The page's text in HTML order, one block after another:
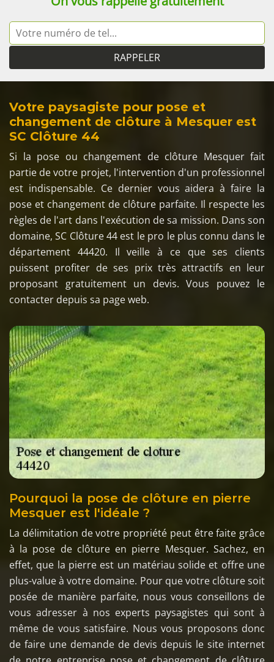
Votre paysagiste pour pose et
changement de clôture à Mesquer est
SC Clôture 44
Si la pose ou changement de clôture Mesquer fait
partie de votre projet, l'intervention d'un professionnel
est indispensable. Ce dernier vous aidera à faire la
pose et changement de clôture parfaite. Il respecte les
règles de l'art dans l'exécution de sa mission. Dans son
domaine, SC Clôture 44 est le pro le plus connu dans le
département 44420. Il veille à ce que ses clients
puissent profiter de ses prix très attractifs en leur
proposant gratuitement un devis. Vous pouvez le
contacter depuis sa page web.
Pourquoi la pose de clôture en pierre
Mesquer est l'idéale ?
La délimitation de votre propriété peut être faite grâce
à la pose de clôture en pierre Mesquer. Sachez, en
effet, que la pierre est un matériau solide et offre une
plus-value à votre domaine. Pour que votre clôture soit
posée de manière parfaite, nous vous conseillons de
vous adresser à nos experts paysagistes qui sont à
même de vous satisfaire. Nous vous proposons donc
de faire une demande de devis depuis le site internet